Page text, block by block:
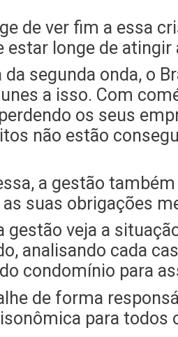
de ver fim a essa
estar longe de
segunda onda, o
a isso. Com
os seus
não estão
a gestão
suas obrigações
veja a
analisando cada
condomínio para
de forma
para